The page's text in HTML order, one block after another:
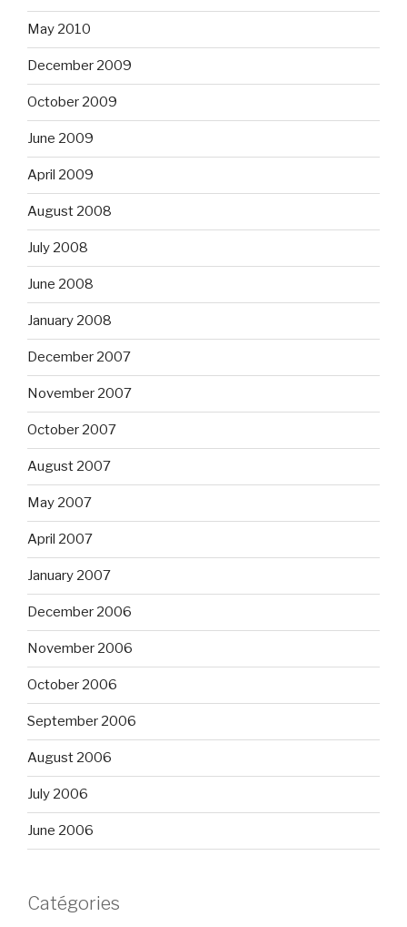
May 2010
December 2009
October 2009
June 2009
April 2009
August 2008
July 2008
June 2008
January 2008
December 2007
November 2007
October 2007
August 2007
May 2007
April 2007
January 2007
December 2006
November 2006
October 2006
September 2006
August 2006
July 2006
June 2006
Catégories